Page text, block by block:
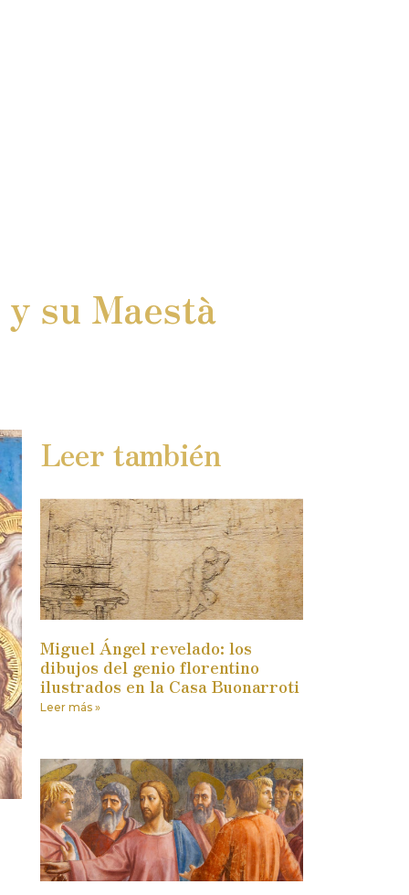
su Maestà
Leer también
Miguel Ángel revelado: los
dibujos del genio florentino
ilustrados en la Casa Buonarroti
Leer más »